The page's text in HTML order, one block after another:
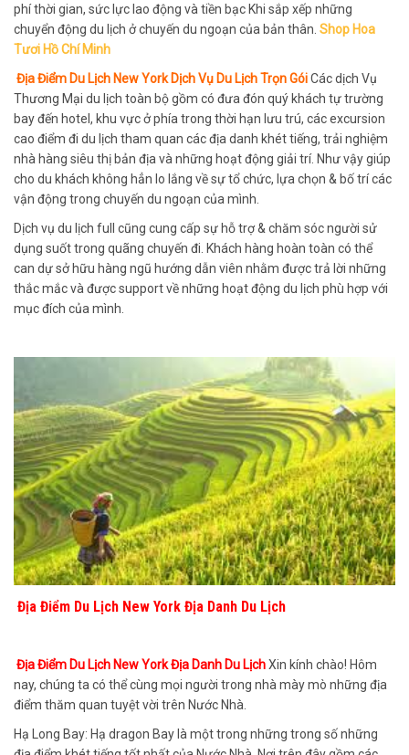
phí thời gian, sức lực lao động và tiền bạc Khi sắp xếp những
chuyển động du lịch ở chuyến du ngoạn của bản thân. Shop Hoa
Tươi Hồ Chí Minh
Địa Điểm Du Lịch New York Dịch Vụ Du Lịch Trọn GóiCác dịch Vụ
Thương Mại du lịch toàn bộ gồm có đưa đón quý khách tự trường
bay đến hotel, khu vực ở phía trong thời hạn lưu trú, các excursion
cao điểm đi du lịch tham quan các địa danh khét tiếng, trải nghiệm
nhà hàng siêu thị bản địa và những hoạt động giải trí. Như vậy giúp
cho du khách không hẳn lo lắng về sự tổ chức, lựa chọn & bố trí các
vận động trong chuyến du ngoạn của mình.
Dịch vụ du lịch full cũng cung cấp sự hỗ trợ & chăm sóc người sử
dụng suốt trong quãng chuyến đi. Khách hàng hoàn toàn có thể
can dự sở hữu hàng ngũ hướng dẫn viên nhằm được trả lời những
thắc mắc và được support về những hoạt động du lịch phù hợp với
mục đích của mình.
Địa Điểm Du Lịch New York Địa Danh Du Lịch
Địa Điểm Du Lịch New York Địa Danh Du LịchXin kính chào! Hôm
nay, chúng ta có thể cùng mọi người trong nhà mày mò những địa
điểm thăm quan tuyệt vời trên Nước Nhà.
Hạ Long Bay: Hạ dragon Bay là một trong những trong số những